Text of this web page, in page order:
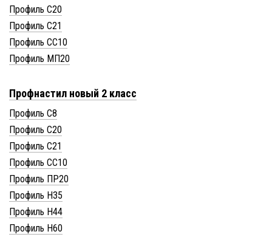
Профиль С20
Профиль С21
Профиль СС10
Профиль МП20
Профнастил новый 2 класс
Профиль С8
Профиль С20
Профиль С21
Профиль СС10
Профиль ПР20
Профиль Н35
Профиль Н44
Профиль Н60